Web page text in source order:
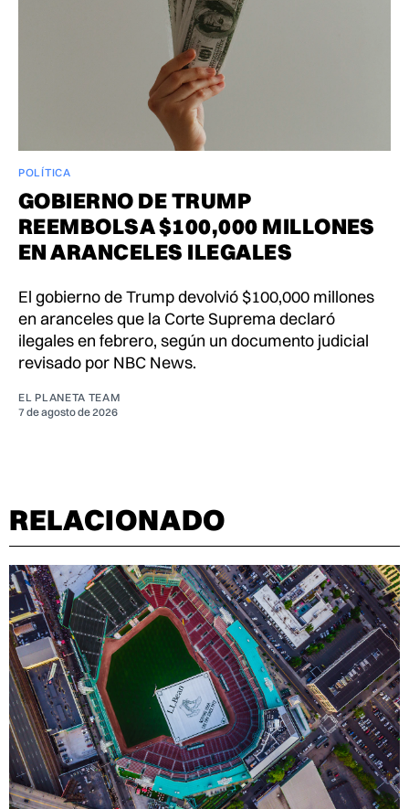
POLÍTICA
GOBIERNO DE TRUMP
REEMBOLSA $100,000 MILLONES
EN ARANCELES ILEGALES
El gobierno de Trump devolvió $100,000 millones
en aranceles que la Corte Suprema declaró
ilegales en febrero, según un documento judicial
revisado por NBC News.
EL PLANETA TEAM
7 de agosto de 2026
RELACIONADO